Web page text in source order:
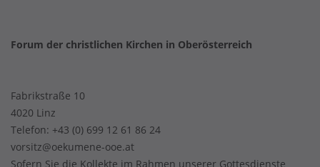
Forum der christlichen Kirchen in Oberösterreich
Fabrikstraße 10
4020 Linz
Telefon: +43 (0) 699 12 61 86 24
vorsitz@oekumene-ooe.at
Sofern Sie die Kollekte im Rahmen unserer Gottesdienste